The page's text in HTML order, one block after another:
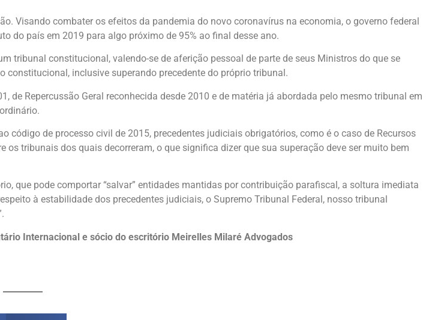
Visando combater os efeitos da pandemia do novo coronavírus na economia, o governo federal
do país em 2019 para algo próximo de 95% ao final desse ano.
tribunal constitucional, valendo-se de aferição pessoal de parte de seus Ministros do que se
constitucional, inclusive superando precedente do próprio tribunal.
Repercussão Geral reconhecida desde 2010 e de matéria já abordada pelo mesmo tribunal em
código de processo civil de 2015, precedentes judiciais obrigatórios, como é o caso de Recursos
tribunais dos quais decorreram, o que significa dizer que sua superação deve ser muito bem
que pode comportar “salvar” entidades mantidas por contribuição parafiscal, a soltura imediata
à estabilidade dos precedentes judiciais, o Supremo Tribunal Federal, nosso tribunal
Internacional e sócio do escritório Meirelles Milaré Advogados